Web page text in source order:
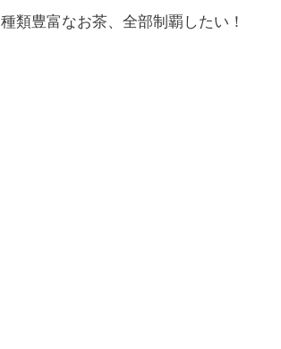
種類豊富なお茶、全部制覇したい！